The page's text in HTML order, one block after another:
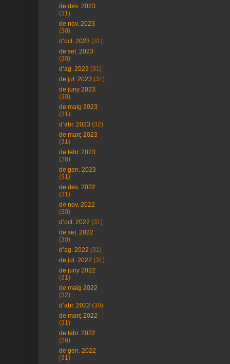
de des. 2023
(31)
de nov. 2023
(30)
d’oct. 2023 (31)
de set. 2023
(30)
d’ag. 2023 (31)
de jul. 2023 (31)
de juny 2023
(30)
de maig 2023
(31)
d’abr. 2023 (32)
de març 2023
(31)
de febr. 2023
(28)
de gen. 2023
(31)
de des. 2022
(31)
de nov. 2022
(30)
d’oct. 2022 (31)
de set. 2022
(30)
d’ag. 2022 (31)
de jul. 2022 (31)
de juny 2022
(31)
de maig 2022
(32)
d’abr. 2022 (30)
de març 2022
(31)
de febr. 2022
(28)
de gen. 2022
(31)